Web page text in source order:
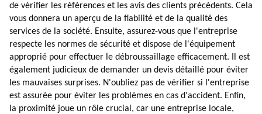
de vérifier les références et les avis des clients précédents. Cela
vous donnera un aperçu de la fiabilité et de la qualité des
services de la société. Ensuite, assurez-vous que l'entreprise
respecte les normes de sécurité et dispose de l'équipement
approprié pour effectuer le débroussaillage efficacement. Il est
également judicieux de demander un devis détaillé pour éviter
les mauvaises surprises. N'oubliez pas de vérifier si l'entreprise
est assurée pour éviter les problèmes en cas d'accident. Enfin,
la proximité joue un rôle crucial, car une entreprise locale,